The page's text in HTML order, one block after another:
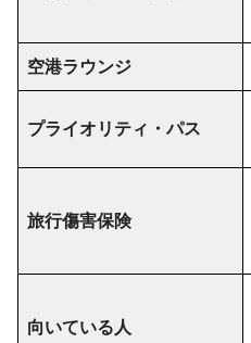
空港ラウンジ
プライオリティ・パス
旅行傷害保険
向いている人